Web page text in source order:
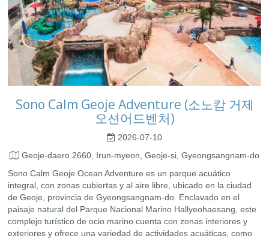
Sono Calm Geoje Adventure (소노캄 거제
오션어드벤처)
2026-07-10
Geoje-daero 2660, Irun-myeon, Geoje-si, Gyeongsangnam-do
Sono Calm Geoje Ocean Adventure es un parque acuático
integral, con zonas cubiertas y al aire libre, ubicado en la ciudad
de Geoje, provincia de Gyeongsangnam-do. Enclavado en el
paisaje natural del Parque Nacional Marino Hallyeohaesang, este
complejo turístico de ocio marino cuenta con zonas interiores y
exteriores y ofrece una variedad de actividades acuáticas, como